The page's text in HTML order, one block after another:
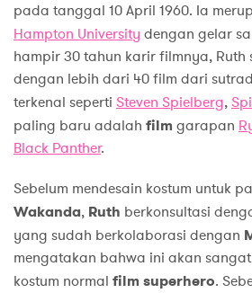
pada tanggal 10 April 1960. Ia
Hampton University dengan gelar
hampir 30 tahun karir filmnya, Ruth
dengan lebih dari 40 film dari
terkenal seperti Steven Spielberg,
paling baru adalah film garapan
Black Panther.
Sebelum mendesain kostum untuk
Wakanda, Ruth berkonsultasi
yang sudah berkolaborasi dengan
mengatakan bahwa ini akan
kostum normal film superhero.